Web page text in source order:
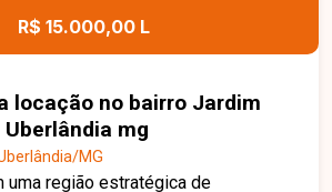
R$ 15.000,00 L
locação no bairro Jardim
mg
MG
uma região estratégica de